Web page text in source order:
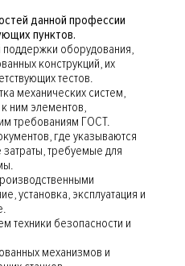
данной профессии
пунктов.
оборудования,
конструкций, их
тестов.
механических систем,
ним элементов,
требованиям ГОСТ.
где указываются
требуемые для
установка, эксплуатация и
техники безопасности и
механизмов и